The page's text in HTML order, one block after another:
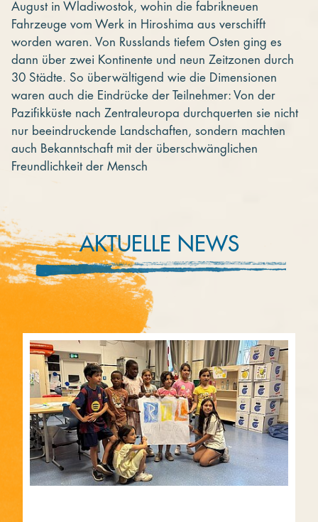
August in Wladiwostok, wohin die fabrikneuen
Fahrzeuge vom Werk in Hiroshima aus verschifft
worden waren. Von Russlands tiefem Osten ging es
dann über zwei Kontinente und neun Zeitzonen durch
30 Städte. So überwältigend wie die Dimensionen
waren auch die Eindrücke der Teilnehmer: Von der
Pazifikküste nach Zentraleuropa durchquerten sie nicht
nur beeindruckende Landschaften, sondern machten
auch Bekanntschaft mit der überschwänglichen
Freundlichkeit der Mensch
AKTUELLE NEWS